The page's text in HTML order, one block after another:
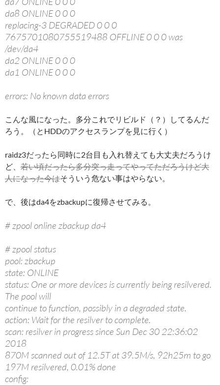
da8 ONLINE 0 0 0
replacing-3 DEGRADED 0 0 0
7675701080755519488 OFFLINE 0 0 0 was
/dev/da4
da2 ONLINE 0 0 0
da1 ONLINE 0 0 0
errors: No known data errors
こんな風になった。多分これでリビルド（？）してるんだ
ろう。（とHDDのアクセスランプを見に行く）
raidz3だったら同時に2台目も入れ替えても大丈夫だろうけ
ど、 若い頃だったら多分突っ走ってやってただろうけど大
人になった今はそういう危ない事はやらない。
で、後はda4をzbackupに復帰させてみる。
# zpool online zbackup da4
# zpool status
pool: zbackup
state: ONLINE
status: One or more devices is currently being resilvered.
The pool will
continue to function, possibly in a degraded state.
action: Wait for the resilver to complete.
scan: resilver in progress since Sun Dec 30 22:36:02
2018
870M scanned out of 12.5T at 39.5M/s, 92h25m to go
197M resilvered, 0.01% done
config: